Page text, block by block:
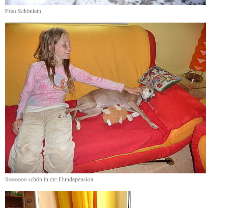
Frau Schönlein
Soooooo schön in der Hundepension